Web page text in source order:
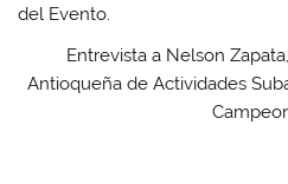
del Evento.
Entrevista a Nelson
Antioqueña de Actividades